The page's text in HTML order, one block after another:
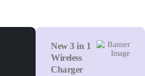
New 3 in 1
Wireless
Charger